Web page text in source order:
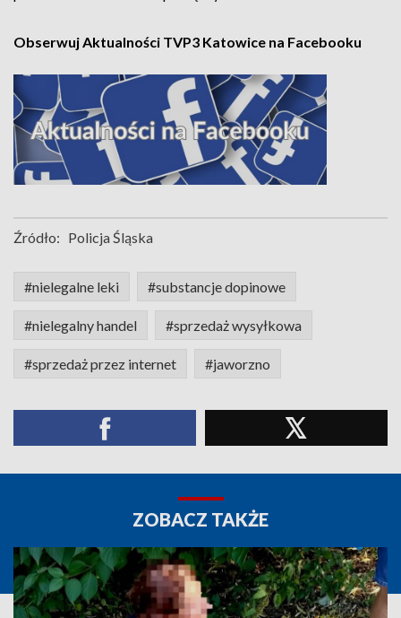
Obserwuj Aktualności TVP3 Katowice na Facebooku
Źródło: Policja Śląska
#nielegalne leki #substancje dopinowe
#nielegalny handel #sprzedaż wysyłkowa
#sprzedaż przez internet #jaworzno
ZOBACZ TAKŻE